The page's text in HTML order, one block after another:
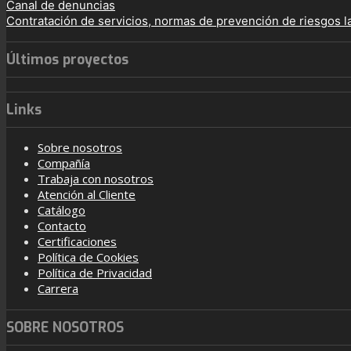
Canal de denuncias
Contratación de servicios, normas de prevención de riesgos
Últimos proyectos
Links
Sobre nosotros
Compañía
Trabaja con nosotros
Atención al Cliente
Catálogo
Contacto
Certificaciones
Política de Cookies
Política de Privacidad
Carrera
SOBRE NOSOTROS